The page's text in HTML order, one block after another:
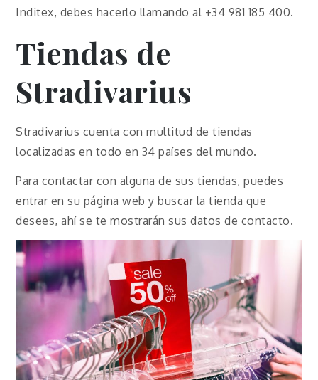
Inditex, debes hacerlo llamando al +34 981 185 400.
Tiendas de
Stradivarius
Stradivarius cuenta con multitud de tiendas
localizadas en todo en 34 países del mundo.
Para contactar con alguna de sus tiendas, puedes
entrar en su página web y buscar la tienda que
desees, ahí se te mostrarán sus datos de contacto.